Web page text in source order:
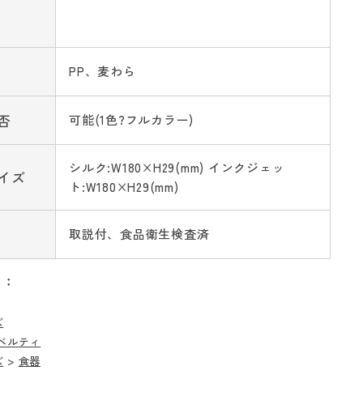
PP、麦わら
可能(1色?フルカラー)
ズ
シルク:W180×H29(mm) インクジェッ
ト:W180×H29(mm)
取説付、食品衛生検査済
ルティ
> 食器